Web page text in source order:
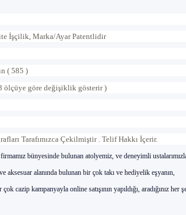
İşçilik, Marka/Ayar Patentlidir
( 585 )
ölçüye göre değişiklik gösterir )
rafları Tarafımızca Çekilmiştir . Telif Hakkı İçerir.
ız bünyesinde bulunan atolyemiz, ve deneyimli ustalarımı
aksesuar alanında bulunan bir çok takı ve hediyelik eşyanın,
çok cazip kampanyayla online satışının yapıldığı, aradığınız her ş